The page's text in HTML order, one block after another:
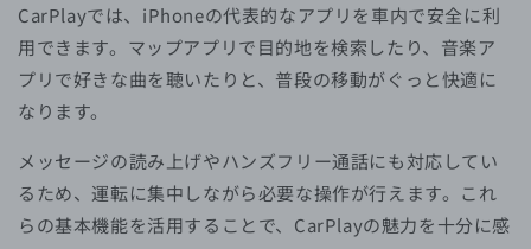
CarPlayでは、iPhoneの代表的なアプリを車内で安全に利
用できます。マップアプリで目的地を検索したり、音楽ア
プリで好きな曲を聴いたりと、普段の移動がぐっと快適に
なります。
メッセージの読み上げやハンズフリー通話にも対応してい
るため、運転に集中しながら必要な操作が行えます。これ
らの基本機能を活用することで、CarPlayの魅力を十分に感